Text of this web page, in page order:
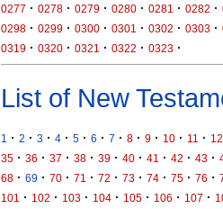
0277 · 0278 · 0279 · 0280 · 0281 · 0282 ·
0298 · 0299 · 0300 · 0301 · 0302 · 0303 ·
0319 · 0320 · 0321 · 0322 · 0323 ·
List of New
1 · 2 · 3 · 4 · 5 · 6 · 7 · 8 · 9 · 10 · 11 · 12
35 · 36 · 37 · 38 · 39 · 40 · 41 · 42 · 43 ·
68 · 69 · 70 · 71 · 72 · 73 · 74 · 75 · 76 ·
101
· 102 · 103 · 104 · 105 · 106 · 107 ·